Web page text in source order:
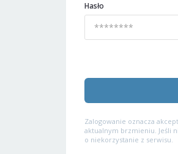
Hasło
Zalogowanie oznacza
aktualnym brzmieniu. Jeśli
o niekorzystanie z serwisu.